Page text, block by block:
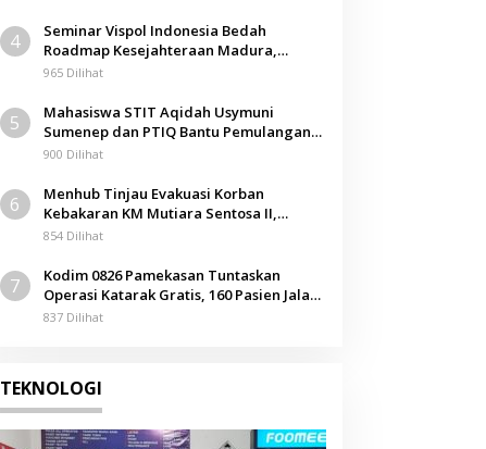
4
Seminar Vispol Indonesia Bedah
Roadmap Kesejahteraan Madura,
Pendidikan dan Hilirisasi Jadi Kunci
965 Dilihat
5
Mahasiswa STIT Aqidah Usymuni
Sumenep dan PTIQ Bantu Pemulangan
Jenazah WNI Asal Aceh di Malaysia
900 Dilihat
6
Menhub Tinjau Evakuasi Korban
Kebakaran KM Mutiara Sentosa II,
Apresiasi Respons Cepat Pemkab
854 Dilihat
7
Kodim 0826 Pamekasan Tuntaskan
Operasi Katarak Gratis, 160 Pasien Jalani
Tindakan Medis
837 Dilihat
TEKNOLOGI